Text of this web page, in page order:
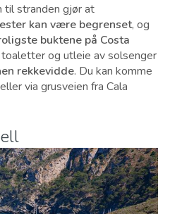
til stranden gjør at
kan være begrenset, og
buktene på Costa
toaletter og utleie av solsenger
rekkevidde. Du kan komme
via grusveien fra Cala